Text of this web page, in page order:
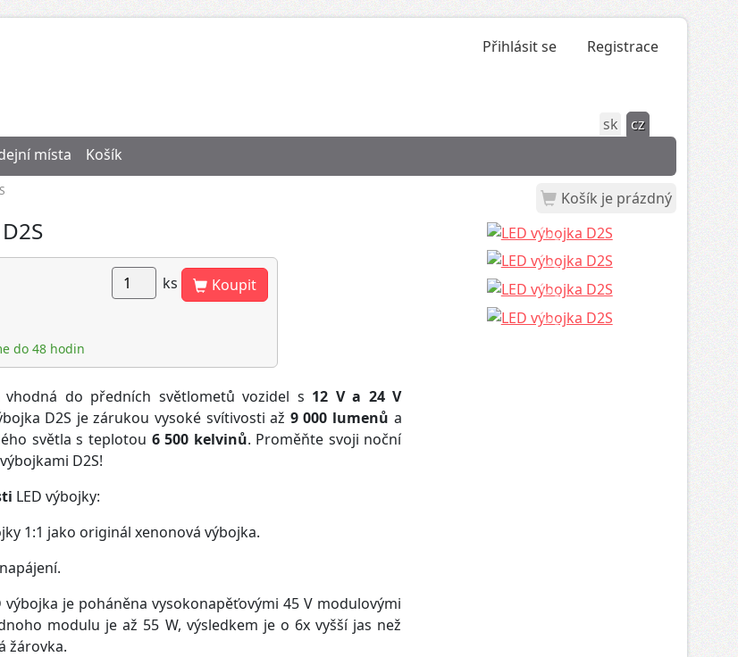
Přihlásit se Registrace
sk
cz
místa Košík
Košík je prázdný
do 48 hodin
ks Koupit
vhodná do předních světlometů vozidel s 12 V a 24 V
D2S je zárukou vysoké svítivosti až 9 000 lumenů a
světla s teplotou 6 500 kelvinů. Proměňte svoji noční
D2S!
LED výbojky:
1:1 jako originál xenonová výbojka.
výbojka je poháněna vysokonapěťovými 45 V modulovými
modulu je až 55 W, výsledkem je o 6x vyšší jas než
žárovka.